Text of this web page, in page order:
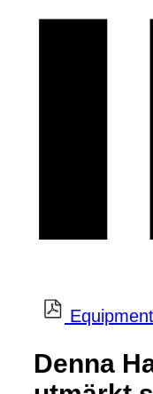
Denna